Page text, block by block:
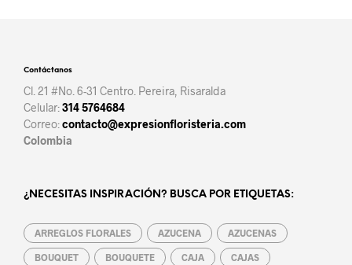
Contáctanos
Cl. 21 #No. 6-31 Centro. Pereira, Risaralda
Celular:314 5764684
Correo:contacto@expresionfloristeria.com
Colombia
¿NECESITAS INSPIRACIÓN? BUSCA POR ETIQUETAS:
ARREGLOS FLORALES AZUCENA AZUCENAS
BOUQUET BOUQUETE CAJA CAJAS